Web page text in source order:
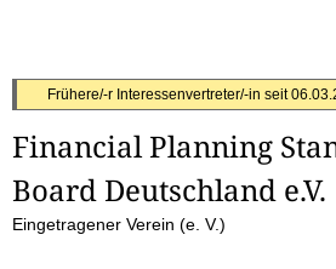
S
e
i
Frühere/-r Interessenvertreter/-in seit
Financial Planning
Board Deutschland e.V.
Eingetragener Verein (e. V.)